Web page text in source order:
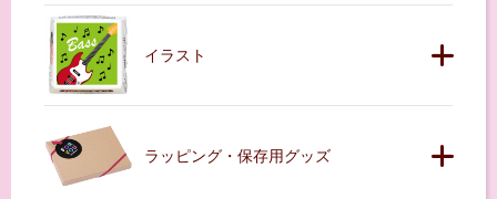
イラスト
ラッピング・保存用グッズ